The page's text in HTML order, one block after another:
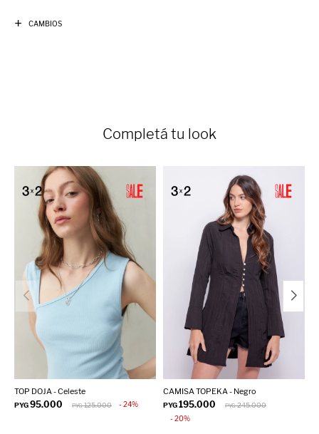
CAMBIOS
Completá tu look
TOP DOJA - Celeste
PYG95.000 PYG 125.000 24
CAMISA TOPEKA - Negro
PYG195.000 PYG 245.000
20